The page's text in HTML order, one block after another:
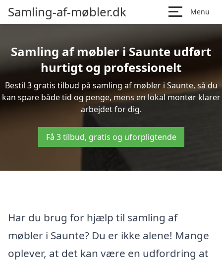
Samling-af-møbler.dk Menu
Samling af møbler i Saunte udført
hurtigt og professionelt
Bestil 3 gratis tilbud på samling af møbler i Saunte, så du
kan spare både tid og penge, mens en lokal montør klarer
arbejdet for dig.
Få 3 tilbud, gratis og uforpligtende
Har du brug for hjælp til samling af
møbler i Saunte? Du er ikke alene! Mange
oplever, at det kan være en udfordring at